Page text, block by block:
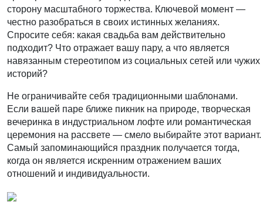
сторону масштабного торжества. Ключевой момент —
честно разобраться в своих истинных желаниях.
Спросите себя: какая свадьба вам действительно
подходит? Что отражает вашу пару, а что является
навязанным стереотипом из социальных сетей или чужих
историй?
Не ограничивайте себя традиционными шаблонами.
Если вашей паре ближе пикник на природе, творческая
вечеринка в индустриальном лофте или романтическая
церемония на рассвете — смело выбирайте этот вариант.
Самый запоминающийся праздник получается тогда,
когда он является искренним отражением ваших
отношений и индивидуальности.